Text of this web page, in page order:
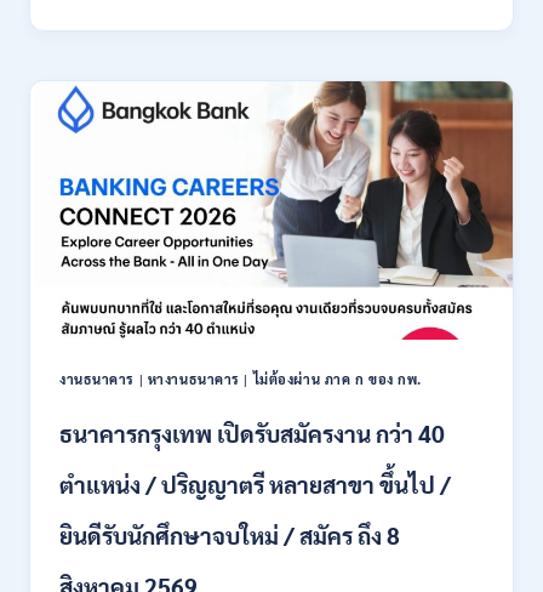
โจ้
เปิด
รับ
สมัคร
ปริญญา
ตรี
ทุก
สาขา
/
ไม่
ต้อง
กพ.
เงิน
18,150
สมัคร
งานธนาคาร | หางานธนาคาร |ไม่ต้องผ่าน ภาค ก ของ กพ.
ธนาคารกรุงเทพ เปิดรับสมัครงาน กว่า 40
ตำแหน่ง / ปริญญาตรี หลายสาขา ขึ้นไป /
ยินดีรับนักศึกษาจบใหม่ / สมัคร ถึง 8
สิงหาคม 2569